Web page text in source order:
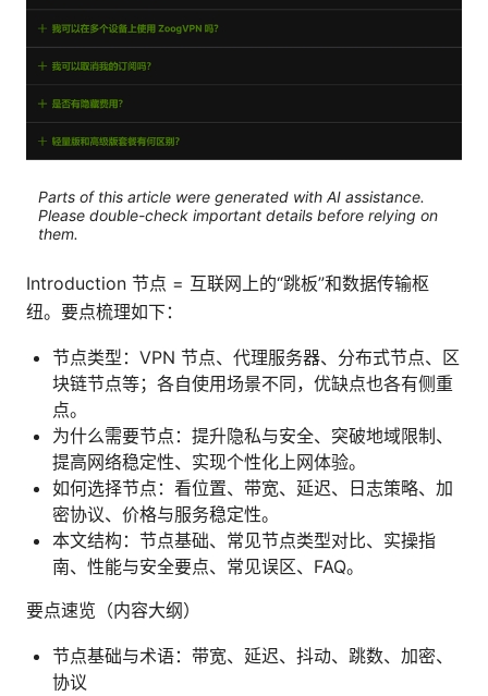
Parts of this article were generated with AI assistance.
Please double-check important details before relying on
them.
Introduction 节点 = 互联网上的“跳板”和数据传输枢
纽。要点梳理如下：
节点类型：VPN 节点、代理服务器、分布式节点、区
块链节点等；各自使用场景不同，优缺点也各有侧重
点。
为什么需要节点：提升隐私与安全、突破地域限制、
提高网络稳定性、实现个性化上网体验。
如何选择节点：看位置、带宽、延迟、日志策略、加
密协议、价格与服务稳定性。
本文结构：节点基础、常见节点类型对比、实操指
南、性能与安全要点、常见误区、FAQ。
要点速览（内容大纲）
节点基础与术语：带宽、延迟、抖动、跳数、加密、
协议